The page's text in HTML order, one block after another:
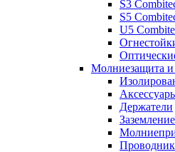
S3
S5
U5
Молниезащита и
Держатели
Заземление